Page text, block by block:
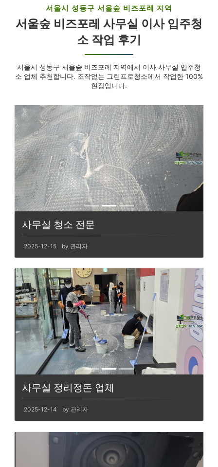
서울시 성동구 서울숲 비즈포레 지역
서울숲 비즈포레 사무실 이사 입주청
소 작업 후기
서울시 성동구 서울숲 비즈포레 지역에서 이사 사무실 입주청
소 업체 추천합니다. 조작없는 그린프로청소에서 작업한 100%
현장입니다.
사무실 청소 전문
2025-12-15 by 관리자
사무실 정리정돈 업체
2025-12-14 by 관리자